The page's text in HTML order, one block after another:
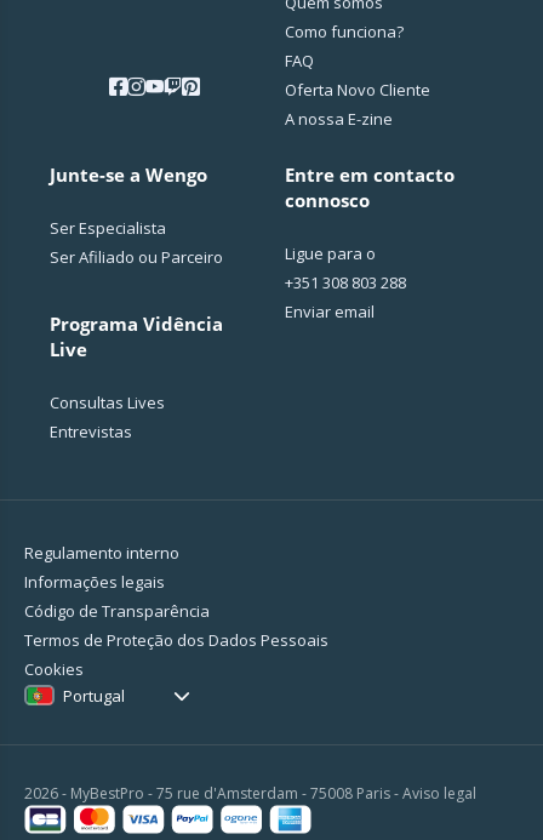
Como funciona?
FAQ
Oferta Novo Cliente
A nossa E-zine
Junte-se a Wengo
Ser Especialista
Ser Afiliado ou Parceiro
Programa Vidência
Live
Consultas Lives
Entrevistas
Entre em contacto
connosco
Ligue para o
+351 308 803 288
Enviar email
Regulamento interno
Informações legais
Código de Transparência
Termos de Proteção dos Dados Pessoais
Cookies
Portugal
2026 - MyBestPro - 75 rue d'Amsterdam - 75008 Paris -Aviso legal